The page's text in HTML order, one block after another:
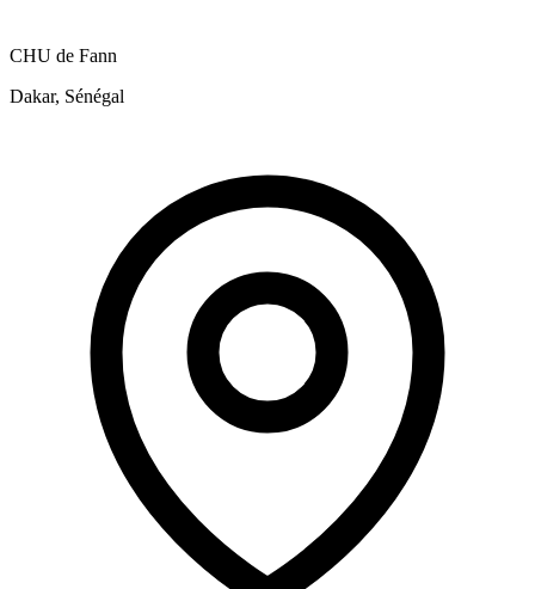
CHU de Fann
Dakar, Sénégal